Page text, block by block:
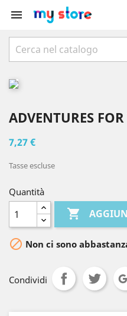

ADVENTURES
7,27 €
Tasse escluse
Quantità

 Non ci sono
Condividi